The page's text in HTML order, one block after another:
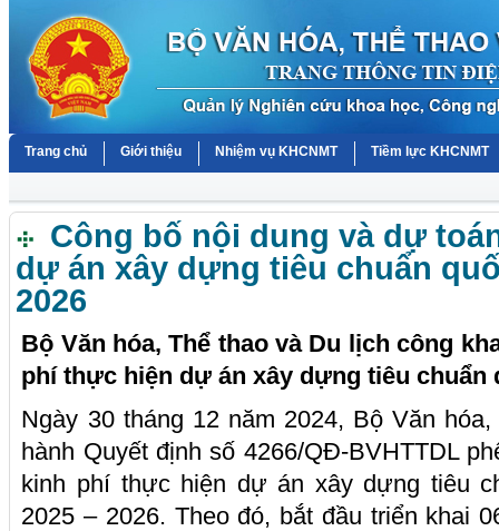
Trang chủ Giới thiệu Nhiệm vụ KHCNMT Tiềm lực KHCNMT
Công bố nội dung và dự
dự án xây dựng tiêu chuẩn
2026
Bộ Văn hóa, Thể thao và Du lịch công
phí thực hiện dự án xây dựng tiêu chuẩn
Ngày 30 tháng 12 năm 2024, Bộ Văn
hành Quyết định số 4266/QĐ-BVHTTDL
kinh phí thực hiện dự án xây dựng tiêu
2025 – 2026. Theo đó, bắt đầu triển khai